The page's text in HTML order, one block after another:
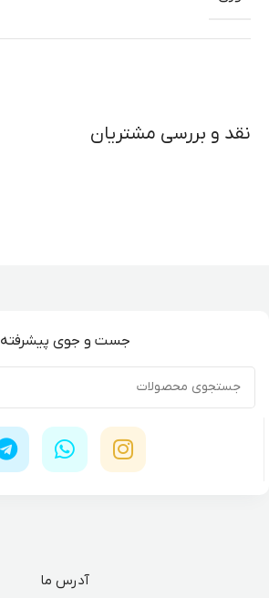
نقد و بررسی مشتریان
جست و جوی پیشرفته
آدرس ما